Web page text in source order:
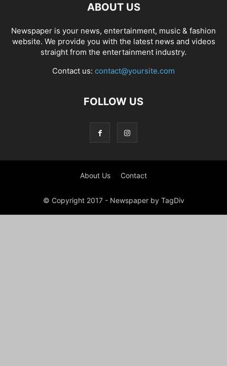
ABOUT US
Newspaper is your news, entertainment, music & fashion
website. We provide you with the latest news and videos
straight from the entertainment industry.
Contact us: contact@yoursite.com
FOLLOW US
About Us Contact
© Copyright 2017 - Newspaper by TagDiv